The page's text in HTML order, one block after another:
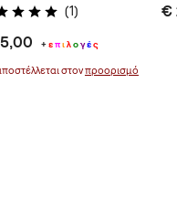
(1)
+επιλογές
στονπροορισμό
€